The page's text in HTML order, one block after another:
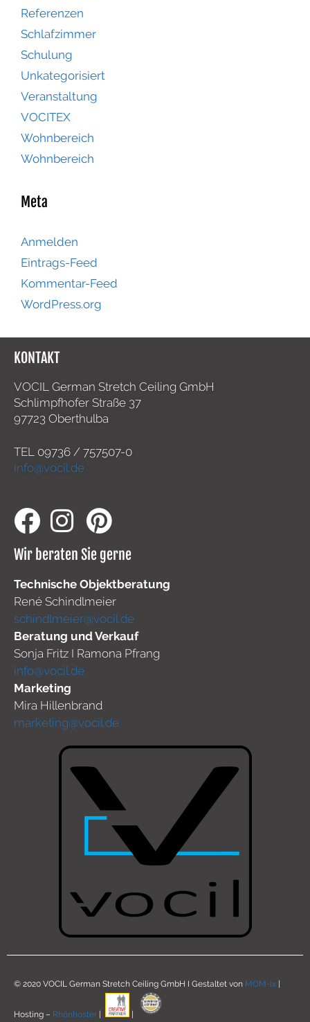
Referenzen
Schlafzimmer
Schulung
Unkategorisiert
Veranstaltung
VOCITEX
Wohnbereich
Wohnbereich
Meta
Anmelden
Eintrags-Feed
Kommentar-Feed
WordPress.org
KONTAKT
VOCIL German Stretch Ceiling GmbH
Schlimpfhofer Straße 37
97723 Oberthulba
TEL 09736 / 757507-0
info@vocil.de
Wir beraten Sie gerne
Technische Objektberatung
René Schindlmeier
schindlmeier@vocil.de
Beratung und Verkauf
Sonja Fritz I Ramona Pfrang
info@vocil.de
Marketing
Mira Hillenbrand
marketing@vocil.de
© 2020 VOCIL German Stretch Ceiling GmbH I Gestaltet von MOM-ix |
Hosting – Rhönhoster | |